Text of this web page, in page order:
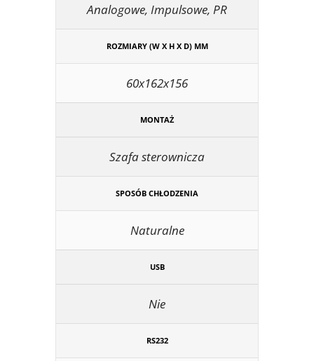
Analogowe, Impulsowe, PR
ROZMIARY (W X H X D) MM
60x162x156
MONTAŻ
Szafa sterownicza
SPOSÓB CHŁODZENIA
Naturalne
USB
Nie
RS232